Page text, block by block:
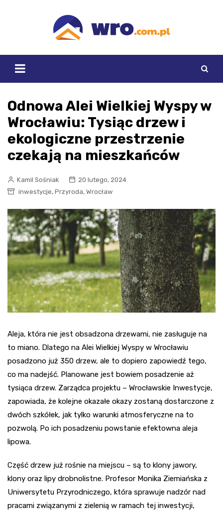
Odnowa Alei Wielkiej Wyspy w
Wrocławiu: Tysiąc drzew i
ekologiczne przestrzenie
czekają na mieszkańców
Kamil Sośniak
20 lutego, 2024
inwestycje, Przyroda, Wrocław
Aleja, która nie jest obsadzona drzewami, nie zasługuje na
to miano. Dlatego na Alei Wielkiej Wyspy w Wrocławiu
posadzono już 350 drzew, ale to dopiero zapowiedź tego,
co ma nadejść. Planowane jest bowiem posadzenie aż
tysiąca drzew. Zarządca projektu – Wrocławskie Inwestycje,
zapowiada, że kolejne okazałe okazy zostaną dostarczone z
dwóch szkółek, jak tylko warunki atmosferyczne na to
pozwolą. Po ich posadzeniu powstanie efektowna aleja
lipowa.
Część drzew już rośnie na miejscu – są to klony jawory,
klony oraz lipy drobnolistne. Profesor Monika Ziemiańska z
Uniwersytetu Przyrodniczego, która sprawuje nadzór nad
pracami związanymi z zielenią w ramach tej inwestycji,